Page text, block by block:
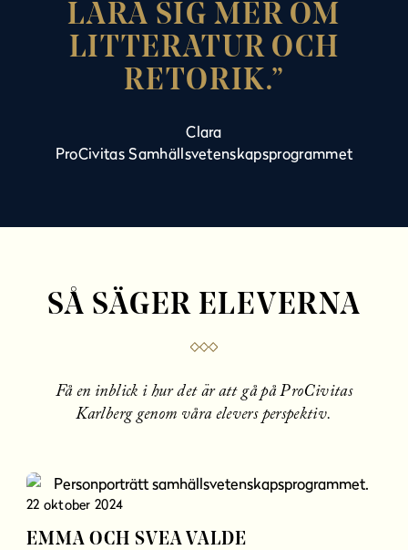
LÄRA SIG MER OM
LITTERATUR OCH
RETORIK.
Clara
ProCivitas Samhällsvetenskapsprogrammet
SÅ SÄGER ELEVERNA
Få en inblick i hur det är att gå på ProCivitas
Karlberg genom våra elevers perspektiv.
22 oktober 2024
EMMA OCH SVEA VALDE